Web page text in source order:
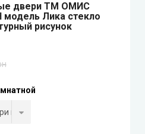
двери ТМ ОМИС
модель Лика стекло
рисунок